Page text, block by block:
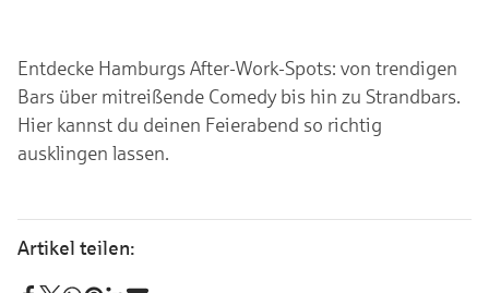
Entdecke Hamburgs After-Work-Spots: von trendigen
Bars über mitreißende Comedy bis hin zu Strandbars.
Hier kannst du deinen Feierabend so richtig
ausklingen lassen.